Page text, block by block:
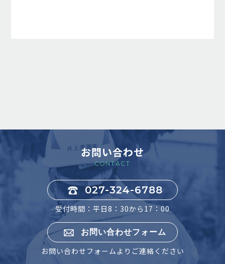
お問い合わせ
CONTACT
027-324-6788
受付時間：平日8：30から17：00
お問い合わせフォーム
お問い合わせフォームよりご連絡ください